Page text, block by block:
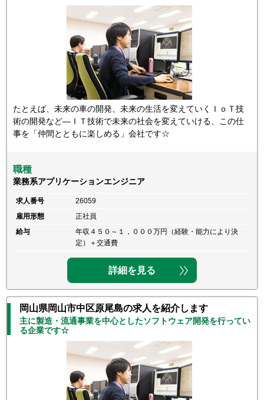
たとえば、未来の車の開発、未来の生活を変えていくＩｏＴ技
術の開発など―ＩＴ技術で未来の社会を変えていける、この仕
事を「仲間とともに楽しめる」会社です☆
職種
業務系アプリケーションエンジニア
求人番号
26059
雇用形態
正社員
給与
年収４５０～１，０００万円（経験・能力により決
定）＋交通費
詳細を見る
岡山県岡山市中区原尾島の求人を紹介します
主に製造・流通事業を中心としたソフトウェア開発を行ってい
る企業です☆